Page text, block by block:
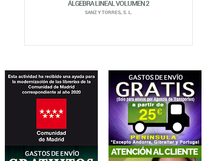
ÁLGEBRA LINEAL VOLUMEN 2
SANZ Y TORRES, S. L.